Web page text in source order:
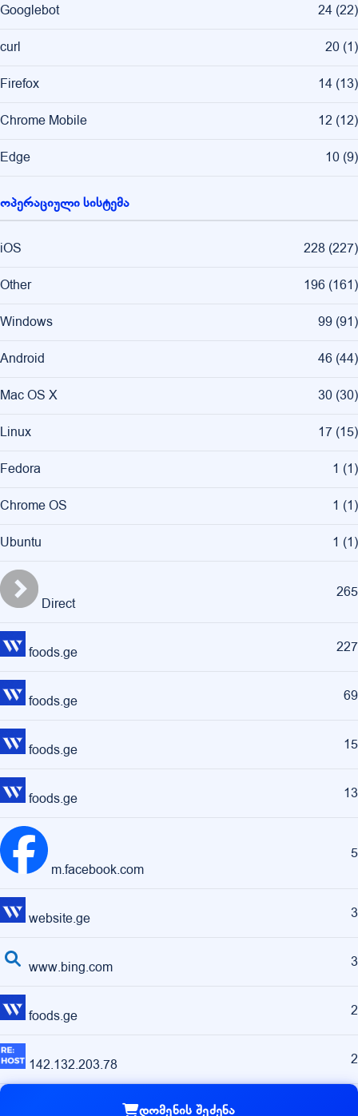
Googlebot 24 (22)
curl 20 (1)
Firefox 14 (13)
Chrome Mobile 12 (12)
Edge 10 (9)
ოპერაციული სისტემა
iOS 228 (227)
Other 196 (161)
Windows 99 (91)
Android 46 (44)
Mac OS X 30 (30)
Linux 17 (15)
Fedora 1 (1)
Chrome OS 1 (1)
Ubuntu 1 (1)
Direct
265
foods.ge 227
foods.ge 69
foods.ge 15
foods.ge 13
m.facebook.com
5
website.ge 3
www.bing.com 3
foods.ge 2
142.132.203.78 2
დომენის შეძენა